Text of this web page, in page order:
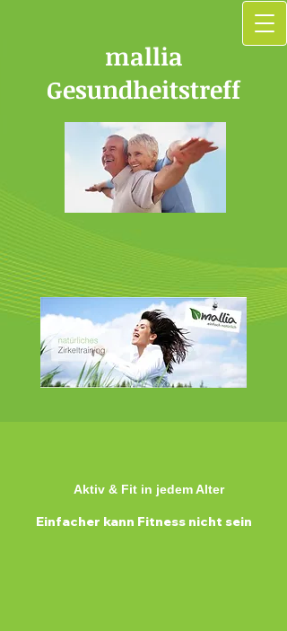
mallia
Gesundheitstreff
Aktiv & Fit in jedem Alter
Einfacher kann Fitness nicht sein